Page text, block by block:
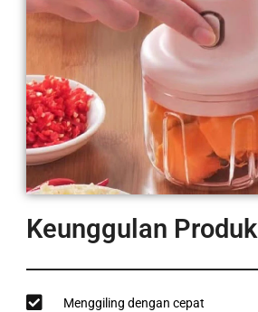
Keunggulan Produk
Menggiling dengan cepat